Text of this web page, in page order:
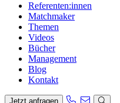
Referenten:innen
Matchmaker
Themen
Videos
Bücher
Management
Blog
Kontakt
Jetzt anfragen